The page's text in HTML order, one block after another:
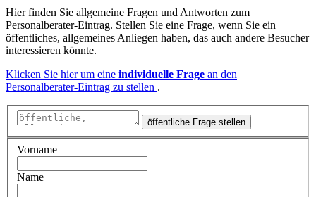
Hier finden Sie allgemeine Fragen und Antworten zum
Personalberater-Eintrag. Stellen Sie eine Frage, wenn Sie ein
öffentliches, allgemeines Anliegen haben, das auch andere Besucher
interessieren könnte.
Klicken Sie hier um eine individuelle Frage an den
Personalberater-Eintrag zu stellen .
öffentliche Frage stellen
Vorname
Name